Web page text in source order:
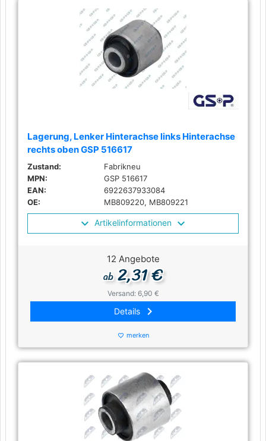
Lagerung, Lenker Hinterachse links Hinterachse
rechts oben GSP 516617
Zustand:
Fabrikneu
MPN:
GSP 516617
EAN:
6922637933084
OE:
MB809220, MB809221
Artikelinformationen
12 Angebote
ab2,31 €
Versand: 6,90 €
Details keyboard_arrow_right
favorite_border merken